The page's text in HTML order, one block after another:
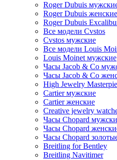
Roger Dubuis
Roger Dubuis женские
Roger Dubuis
Все модели Cvstos
Cvstos мужские
Все модели Louis
Louis Moinet мужские
Часы Jacob & Co
Часы Jacob & Co
High Jewelry
Cartier мужские
Cartier женские
Creative jewelry
Часы Chopard
Часы Сhopard
Часы Сhopard
Breitling for Bentley
Breitling Navitimer